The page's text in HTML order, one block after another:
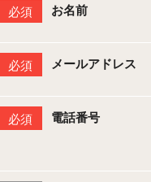
必須 お名前
必須 メールアドレス
必須
電話番号